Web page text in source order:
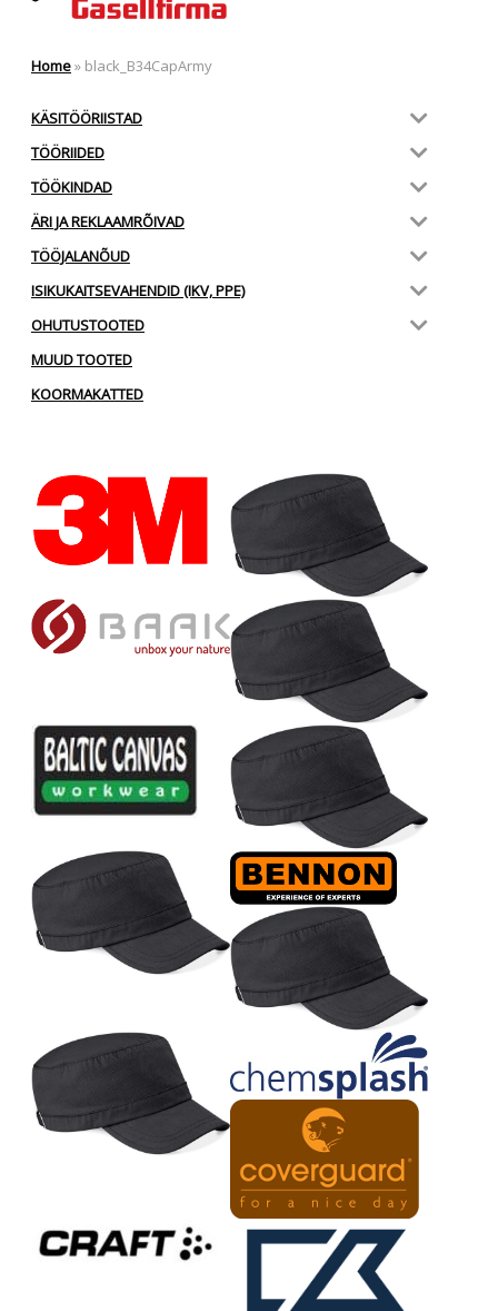
Home» black_B34CapArmy
KÄSITÖÖRIISTAD
TÖÖRIIDED
TÖÖKINDAD
ÄRI JA REKLAAMRÕIVAD
TÖÖJALANÕUD
ISIKUKAITSEVAHENDID (IKV, PPE)
OHUTUSTOOTED
MUUD TOOTED
KOORMAKATTED